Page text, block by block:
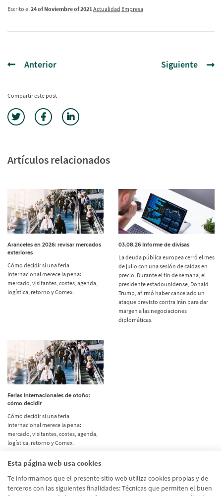
Esta página web usa cookies
Te informamos que el presente sitio web utiliza cookies propias y de
terceros con las siguientes finalidades: Técnicas que permiten el buen
Escrito el24 of Noviembre of 2021Actualidad Empresa
Anterior Siguiente
Compartir este post
Artículos relacionados
Aranceles en 2026: revisar mercados
exteriores
Cómo decidir si una feria
internacional merece la pena:
mercado, visitantes, costes, agenda,
logística, retorno y Comex.
03.08.26 Informe de divisas
La deuda pública europea cerró el mes
de julio con una sesión de caídas en
precio. Durante el fin de semana, el
presidente estadounidense, Donald
Trump, afirmó haber cancelado un
ataque previsto contra Irán para dar
margen a las negociaciones
diplomáticas.
Ferias internacionales de otoño:
cómo decidir
Cómo decidir si una feria
internacional merece la pena:
mercado, visitantes, costes, agenda,
logística, retorno y Comex.
Etiquetas